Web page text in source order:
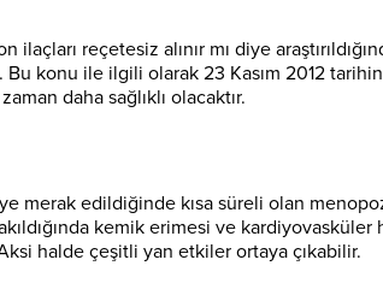
reçetesiz alınır mı diye
konu ile ilgili olarak 23 Kasım 2012
daha sağlıklı olacaktır.
merak edildiğinde kısa süreli olan
kemik erimesi ve kardiyovasküler
halde çeşitli yan etkiler ortaya çıkabilir.